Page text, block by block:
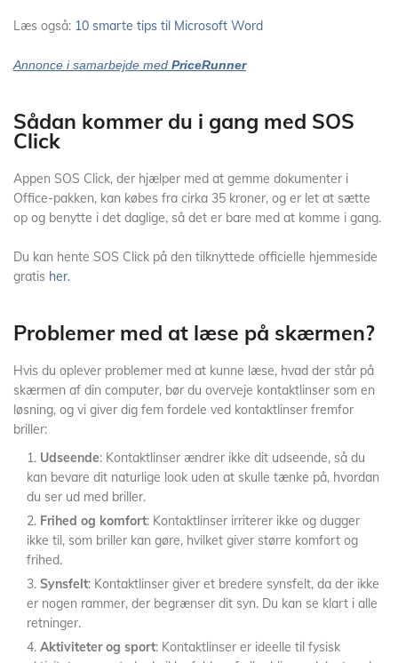
Læs også: 10 smarte tips til Microsoft Word
Annonce i samarbejde med PriceRunner
Sådan kommer du i gang med SOS
Click
Appen SOS Click, der hjælper med at gemme dokumenter i
Office-pakken, kan købes fra cirka 35 kroner, og er let at sætte
op og benytte i det daglige, så det er bare med at komme i gang.
Du kan hente SOS Click på den tilknyttede officielle hjemmeside
gratis her.
Problemer med at læse på skærmen?
Hvis du oplever problemer med at kunne læse, hvad der står på
skærmen af din computer, bør du overveje kontaktlinser som en
løsning, og vi giver dig fem fordele ved kontaktlinser fremfor
briller:
Udseende: Kontaktlinser ændrer ikke dit udseende, så du
kan bevare dit naturlige look uden at skulle tænke på, hvordan
du ser ud med briller.
Frihed og komfort: Kontaktlinser irriterer ikke og dugger
ikke til, som briller kan gøre, hvilket giver større komfort og
frihed.
Synsfelt: Kontaktlinser giver et bredere synsfelt, da der ikke
er nogen rammer, der begrænser dit syn. Du kan se klart i alle
retninger.
Aktiviteter og sport: Kontaktlinser er ideelle til fysisk